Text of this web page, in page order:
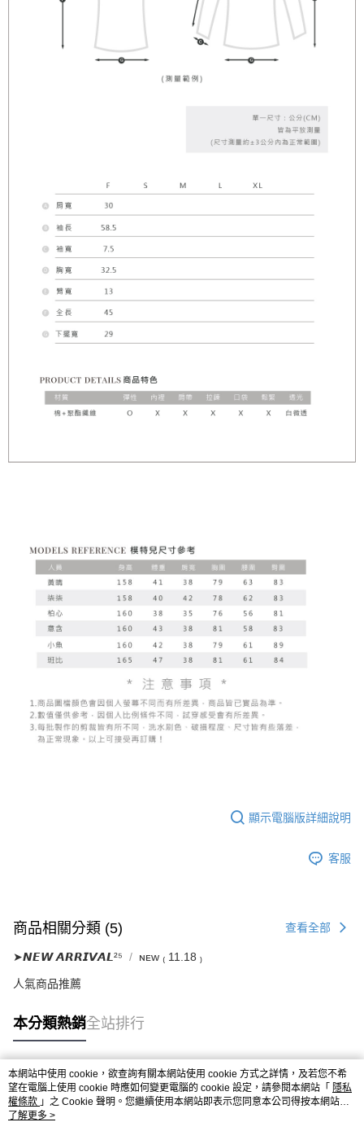
顯示電腦版詳細說明
客服
商品相關分類 (5) 查看全部
➤𝙉𝙀𝙒 𝘼𝙍𝙍𝙄𝙑𝘼𝙇²⁵ ɴᴇᴡ ₍ 11.18 ₎
人氣商品推薦
本分類熱銷全站排行
熱門標籤
本網站中使用 cookie，欲查詢有關本網站使用 cookie 方式之詳情，及若您不希
望在電腦上使用 cookie 時應如何變更電腦的 cookie 設定，請參閱本網站「 隱私
權條款 」之 Cookie 聲明。您繼續使用本網站即表示您同意本公司得按本網站使
用條款之 Cookie 聲明使用 cookie。
了解更多 >